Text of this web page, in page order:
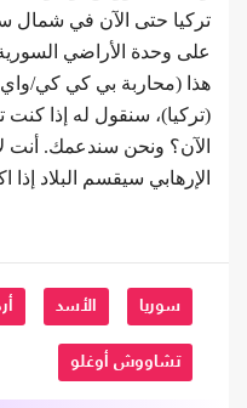
تركيا حتى الآن في شمال
على وحدة الأراضي السورية
هذا (محاربة بي كي كي/واي
(تركيا)، سنقول له إذا كنت
الآن؟ ونحن سندعمك. أنت لا
الإرهابي سيقسم البلاد
سوريا الأسد
تشاووش أوغلو